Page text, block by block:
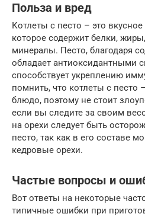
Польза и вред
Котлеты с песто – это
которое содержит белки,
минералы. Песто, благодаря
обладает антиоксидантными
способствует укреплению
помнить, что котлеты с песто
блюдо, поэтому не стоит
если вы следите за своим
на орехи следует быть
песто, так как в его составе
кедровые орехи.
Частые вопросы и
Вот ответы на некоторые
типичные ошибки при